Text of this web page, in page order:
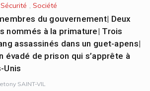
Sécurité , Société
du gouvernement| Deux
nommés à la primature| Trois
assassinés dans un guet-apens|
évadé de prison qui s’apprête à
Unis
SAINT-VIL